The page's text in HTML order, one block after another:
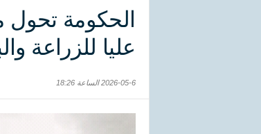
الحكومة
عليا للزراعة
2026-05-6 الساعة 18:26